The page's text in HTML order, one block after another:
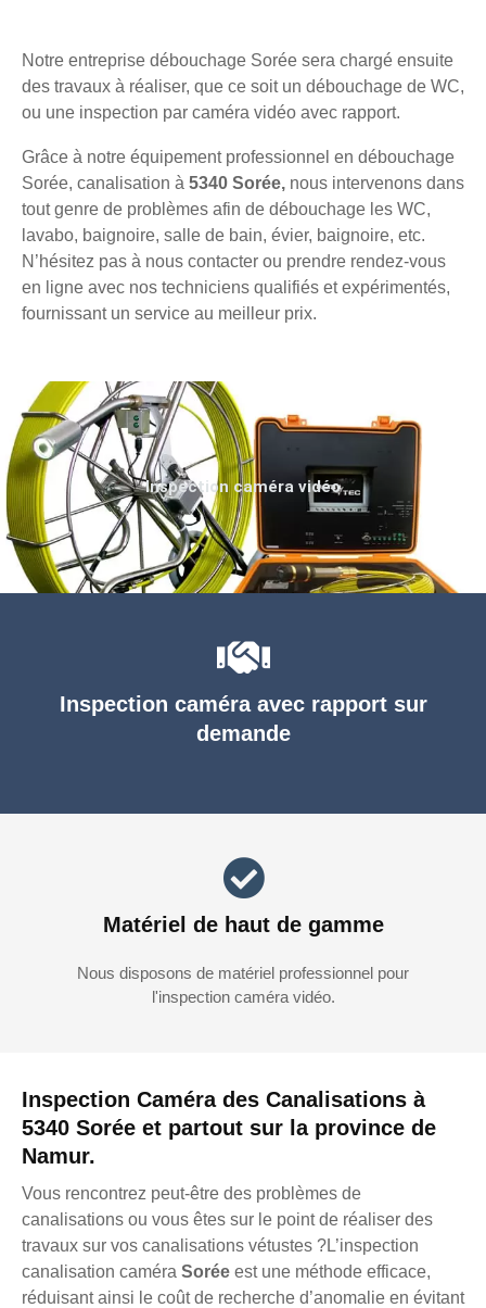
Notre entreprise débouchage Sorée sera chargé ensuite
des travaux à réaliser, que ce soit un débouchage de WC,
ou une inspection par caméra vidéo avec rapport.
Grâce à notre équipement professionnel en débouchage
Sorée, canalisation à 5340 Sorée, nous intervenons dans
tout genre de problèmes afin de débouchage les WC,
lavabo, baignoire, salle de bain, évier, baignoire, etc.
N’hésitez pas à nous contacter ou prendre rendez-vous
en ligne avec nos techniciens qualifiés et expérimentés,
fournissant un service au meilleur prix.
Inspection Caméra des Canalisations à
5340 Sorée et partout sur la province de
Namur.
Vous rencontrez peut-être des problèmes de
canalisations ou vous êtes sur le point de réaliser des
travaux sur vos canalisations vétustes ?L’inspection
canalisation caméra Sorée est une méthode efficace,
réduisant ainsi le coût de recherche d’anomalie en évitant
Inspection caméra avec rapport sur
demande
Matériel de haut de gamme
Nous disposons de matériel professionnel pour
l'inspection caméra vidéo.
Inspection caméra vidéo